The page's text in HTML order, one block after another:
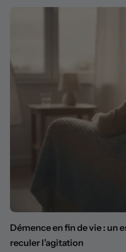
Démence en fin de vie : un
reculer l’agitation